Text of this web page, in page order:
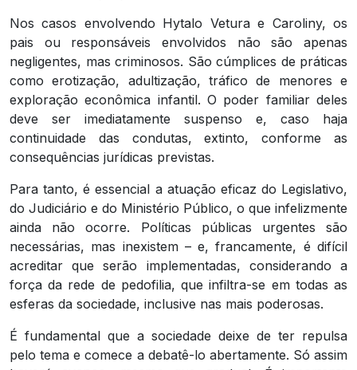
Nos casos envolvendo Hytalo Vetura e Caroliny, os
pais ou responsáveis envolvidos não são apenas
negligentes, mas criminosos. São cúmplices de práticas
como erotização, adultização, tráfico de menores e
exploração econômica infantil. O poder familiar deles
deve ser imediatamente suspenso e, caso haja
continuidade das condutas, extinto, conforme as
consequências jurídicas previstas.
Para tanto, é essencial a atuação eficaz do Legislativo,
do Judiciário e do Ministério Público, o que infelizmente
ainda não ocorre. Políticas públicas urgentes são
necessárias, mas inexistem – e, francamente, é difícil
acreditar que serão implementadas, considerando a
força da rede de pedofilia, que infiltra-se em todas as
esferas da sociedade, inclusive nas mais poderosas.
É fundamental que a sociedade deixe de ter repulsa
pelo tema e comece a debatê-lo abertamente. Só assim